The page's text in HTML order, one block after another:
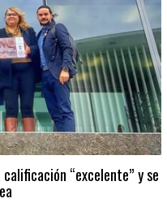
“excelente” y se